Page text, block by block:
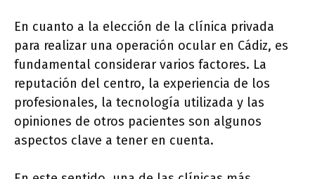
En cuanto a la elección de la clínica privada
para realizar una operación ocular en Cádiz, es
fundamental considerar varios factores. La
reputación del centro, la experiencia de los
profesionales, la tecnología utilizada y las
opiniones de otros pacientes son algunos
aspectos clave a tener en cuenta.